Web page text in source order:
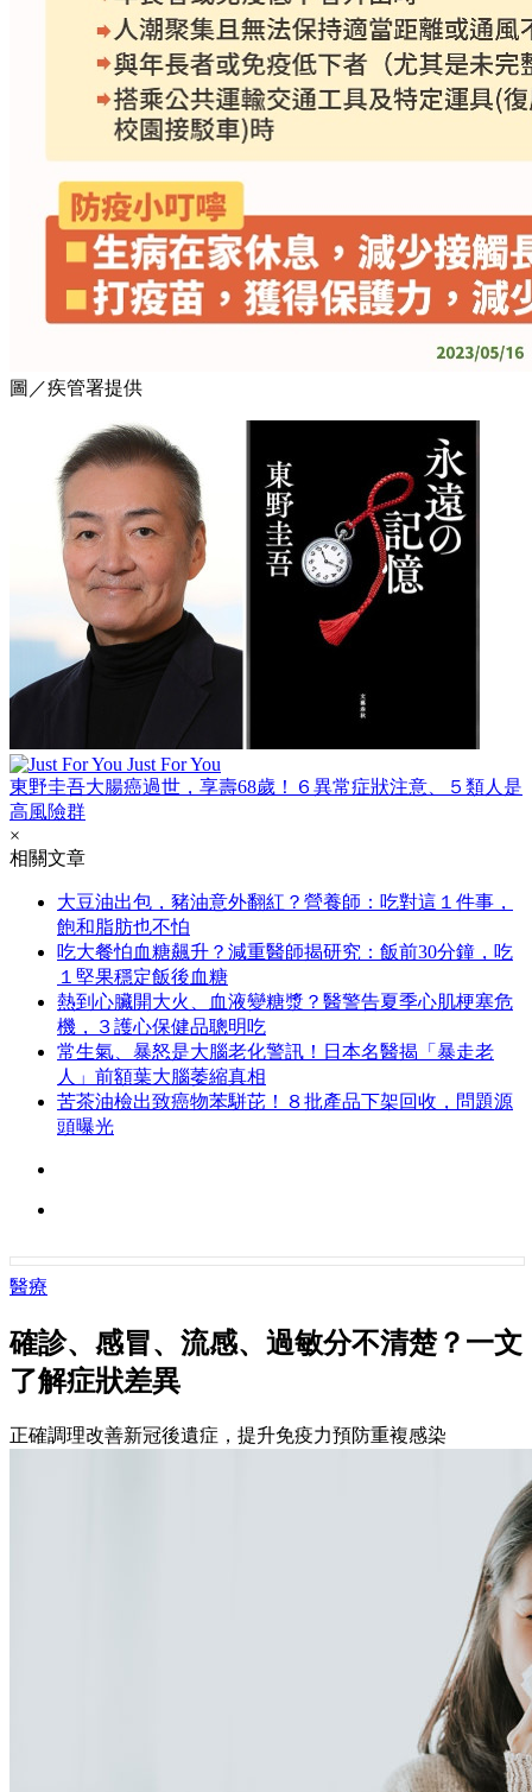
圖／疾管署提供
Just For You
東野圭吾大腸癌過世，享壽68歲！６異常症狀注意、５類人是
高風險群
×
相關文章
大豆油出包，豬油意外翻紅？營養師：吃對這１件事，
飽和脂肪也不怕
吃大餐怕血糖飆升？減重醫師揭研究：飯前30分鐘，吃
１堅果穩定飯後血糖
熱到心臟開大火、血液變糖漿？醫警告夏季心肌梗塞危
機，３護心保健品聰明吃
常生氣、暴怒是大腦老化警訊！日本名醫揭「暴走老
人」前額葉大腦萎縮真相
苦茶油檢出致癌物苯駢芘！８批產品下架回收，問題源
頭曝光
醫療
確診、感冒、流感、過敏分不清楚？一文
了解症狀差異
正確調理改善新冠後遺症，提升免疫力預防重複感染